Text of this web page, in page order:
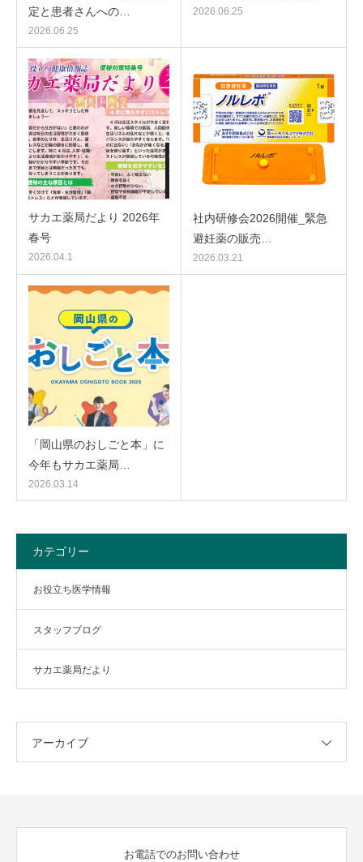
定と患者さんへの…
2026.06.25
2026.06.25
サカエ薬局だより 2026年
春号
2026.04.1
社内研修会2026開催_緊急
避妊薬の販売…
2026.03.21
「岡山県のおしごと本」に
今年もサカエ薬局…
2026.03.14
カテゴリー
お役立ち医学情報
スタッフブログ
サカエ薬局だより
アーカイブ
お電話でのお問い合わせ